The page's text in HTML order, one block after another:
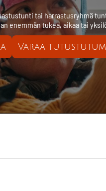
tai harrastusryhmä
enemmän tukea, aikaa tai
Varaa